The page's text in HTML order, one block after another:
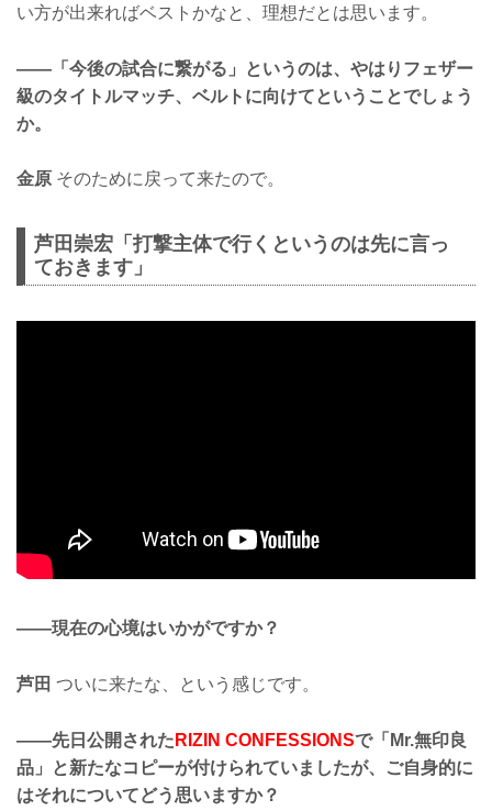
い方が出来ればベストかなと、理想だとは思います。
——「今後の試合に繋がる」というのは、やはりフェザー
級のタイトルマッチ、ベルトに向けてということでしょう
か。
金原 そのために戻って来たので。
芦田崇宏「打撃主体で行くというのは先に言っ
ておきます」
——現在の心境はいかがですか？
芦田 ついに来たな、という感じです。
——先日公開された RIZIN CONFESSIONSで「Mr.無印良
品」と新たなコピーが付けられていましたが、ご自身的に
はそれについてどう思いますか？